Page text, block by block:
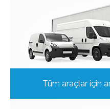
Tüm araçlar için